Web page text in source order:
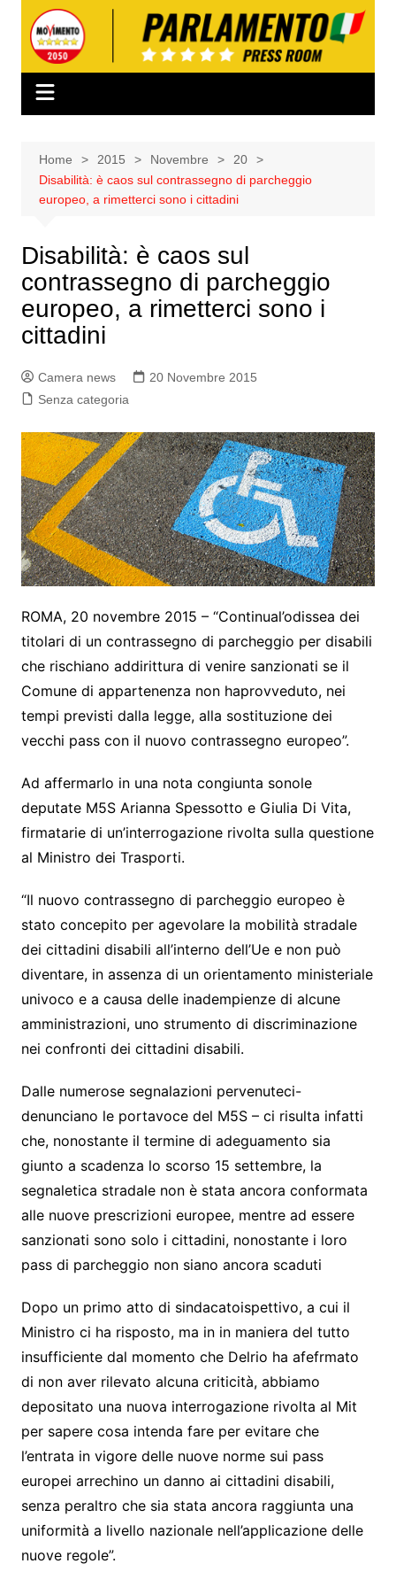
contenuto
Home 2015 Novembre
20
Disabilità: è caos sul contrassegno di parcheggio
europeo, a rimetterci sono i cittadini
Disabilità: è caos sul
contrassegno di parcheggio
europeo, a rimetterci sono i
cittadini
Camera news
20 Novembre 2015
Senza categoria
ROMA, 20 novembre 2015 – “Continual’odissea dei
titolari di un contrassegno di parcheggio per disabili
che rischiano addirittura di venire sanzionati se il
Comune di appartenenza non haprovveduto, nei
tempi previsti dalla legge, alla sostituzione dei
vecchi pass con il nuovo contrassegno europeo”.
Ad affermarlo in una nota congiunta sonole
deputate M5S Arianna Spessotto e Giulia Di Vita,
firmatarie di un’interrogazione rivolta sulla questione
al Ministro dei Trasporti.
“Il nuovo contrassegno di parcheggio europeo è
stato concepito per agevolare la mobilità stradale
dei cittadini disabili all’interno dell’Ue e non può
diventare, in assenza di un orientamento ministeriale
univoco e a causa delle inadempienze di alcune
amministrazioni, uno strumento di discriminazione
nei confronti dei cittadini disabili.
Dalle numerose segnalazioni pervenuteci-
denunciano le portavoce del M5S – ci risulta infatti
che, nonostante il termine di adeguamento sia
giunto a scadenza lo scorso 15 settembre, la
segnaletica stradale non è stata ancora conformata
alle nuove prescrizioni europee, mentre ad essere
sanzionati sono solo i cittadini, nonostante i loro
pass di parcheggio non siano ancora scaduti
Dopo un primo atto di sindacatoispettivo, a cui il
Ministro ci ha risposto, ma in in maniera del tutto
insufficiente dal momento che Delrio ha afefrmato
di non aver rilevato alcuna criticità, abbiamo
depositato una nuova interrogazione rivolta al Mit
per sapere cosa intenda fare per evitare che
l’entrata in vigore delle nuove norme sui pass
europei arrechino un danno ai cittadini disabili,
senza peraltro che sia stata ancora raggiunta una
uniformità a livello nazionale nell’applicazione delle
nuove regole”.